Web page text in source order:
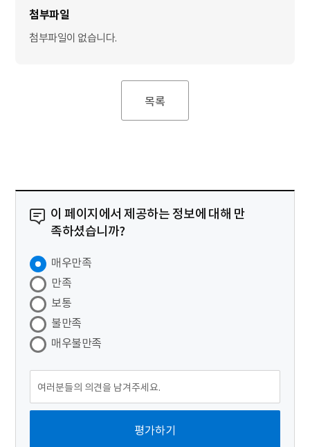
첨부파일이 없습니다.
목록
이 페이지에서 제공하는 정보에 대해 만
족하셨습니까?
매우만족
만족
보통
불만족
매우불만족